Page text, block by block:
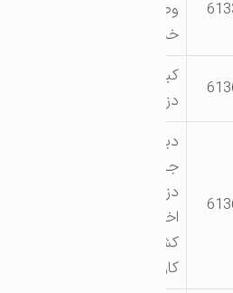
وصنعت امام
خمینی(ره)
دزفول
جاده شوشتر –
دزفول، جاده
اختصاصی شرکت
کشت و صنعت
کارون